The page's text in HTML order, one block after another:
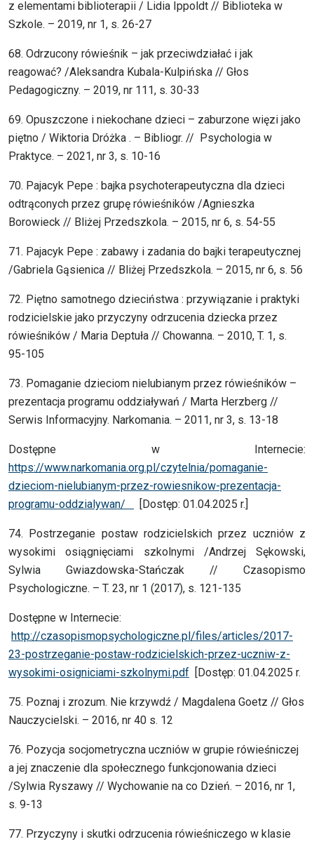
z elementami biblioterapii / Lidia Ippoldt // Biblioteka w
Szkole. – 2019, nr 1, s. 26-27
68. Odrzucony rówieśnik – jak przeciwdziałać i jak
reagować? /Aleksandra Kubala-Kulpińska // Głos
Pedagogiczny. – 2019, nr 111, s. 30-33
69. Opuszczone i niekochane dzieci – zaburzone więzi jako
piętno / Wiktoria Dróżka . – Bibliogr. // Psychologia w
Praktyce. – 2021, nr 3, s. 10-16
70. Pajacyk Pepe : bajka psychoterapeutyczna dla dzieci
odtrąconych przez grupę rówieśników /Agnieszka
Borowieck // Bliżej Przedszkola. – 2015, nr 6, s. 54-55
71. Pajacyk Pepe : zabawy i zadania do bajki terapeutycznej
/Gabriela Gąsienica // Bliżej Przedszkola. – 2015, nr 6, s. 56
72. Piętno samotnego dzieciństwa : przywiązanie i praktyki
rodzicielskie jako przyczyny odrzucenia dziecka przez
rówieśników / Maria Deptuła // Chowanna. – 2010, T. 1, s.
95-105
73. Pomaganie dzieciom nielubianym przez rówieśników –
prezentacja programu oddziaływań / Marta Herzberg //
Serwis Informacyjny. Narkomania. – 2011, nr 3, s. 13-18
Dostępne w Internecie:
https://www.narkomania.org.pl/czytelnia/pomaganie-
dzieciom-nielubianym-przez-rowiesnikow-prezentacja-
programu-oddzialywan/
[Dostęp: 01.04.2025 r.]
74. Postrzeganie postaw rodzicielskich przez uczniów z
wysokimi osiągnięciami szkolnymi /Andrzej Sękowski,
Sylwia Gwiazdowska-Stańczak // Czasopismo
Psychologiczne. – T. 23, nr 1 (2017), s. 121-135
Dostępne w Internecie:
http://czasopismopsychologiczne.pl/files/articles/2017-
23-postrzeganie-postaw-rodzicielskich-przez-uczniw-z-
wysokimi-osigniciami-szkolnymi.pdf [Dostęp: 01.04.2025 r.
75. Poznaj i zrozum. Nie krzywdź / Magdalena Goetz // Głos
Nauczycielski. – 2016, nr 40 s. 12
76. Pozycja socjometryczna uczniów w grupie rówieśniczej
a jej znaczenie dla społecznego funkcjonowania dzieci
/Sylwia Ryszawy // Wychowanie na co Dzień. – 2016, nr 1,
s. 9-13
77. Przyczyny i skutki odrzucenia rówieśniczego w klasie